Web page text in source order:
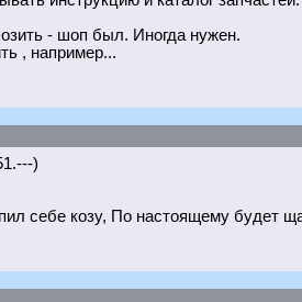
- шоп был. Иногда нужен.
, например...
)
себе козу, По настоящему будет